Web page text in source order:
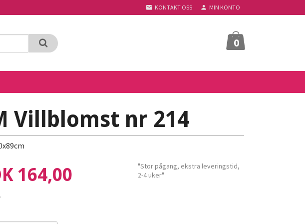
KONTAKT OSS MIN KONTO
0
Villblomst nr 214
164,00
"Stor pågang, ekstra leveringstid,
2-4 uker"